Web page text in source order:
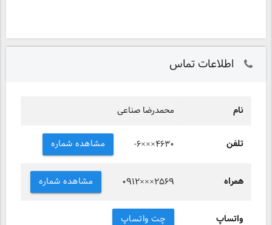
اطلاعات تماس
نام محمدرضا صناعی
تلفن -۶×××۴۶۳۰ مشاهده شماره
همراه ۰۹۱۲×××۲۵۶۹ مشاهده شماره
واتساپ چت واتساپ